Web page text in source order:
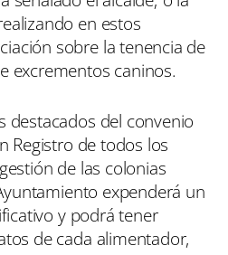
en estos
sobre la tenencia de
excrementos caninos.
destacados del convenio
Registro de todos los
de las colonias
expenderá un
y podrá tener
de cada alimentador,